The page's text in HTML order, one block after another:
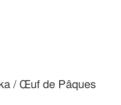
/ Œuf de Pâques